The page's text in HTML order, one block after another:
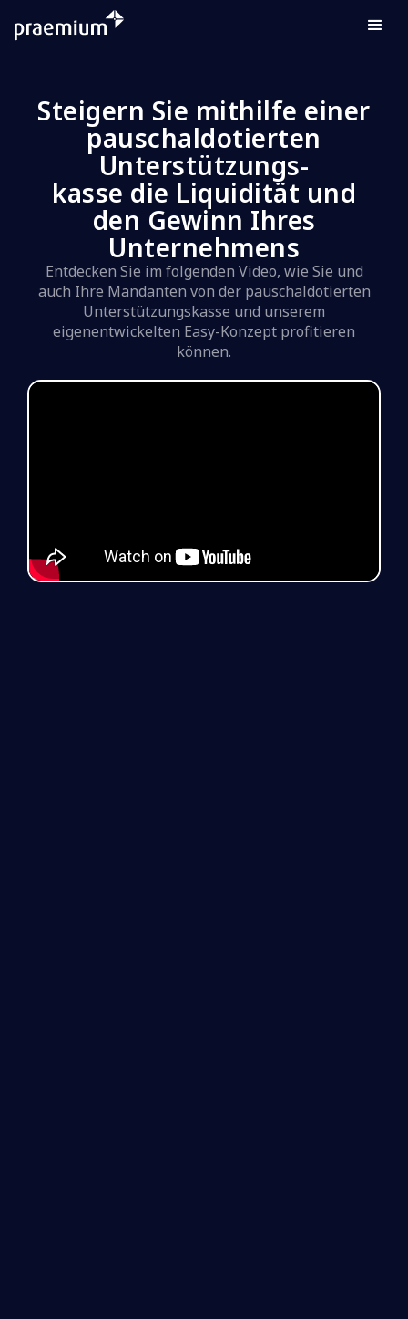
Steigern Sie mithilfe einer
pauschaldotierten
Unterstützungs-
kasse die Liquidität und
den Gewinn Ihres
Unternehmens
Entdecken Sie im folgenden Video, wie Sie und
auch Ihre Mandanten von der pauschaldotierten
Unterstützungskasse und unserem
eigenentwickelten Easy-Konzept profitieren
können.